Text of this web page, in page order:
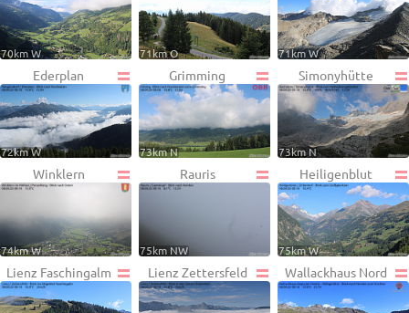
70km W 71km O 71km W
Ederplan
72km W
Grimming
73km N
Simonyhütte
73km N
Winklern
74km W
Rauris
75km NW
Heiligenblut
75km W
Lienz Faschingalm Lienz Zettersfeld Wallackhaus Nord